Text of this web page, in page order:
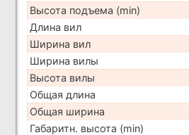
Высота подъема (min)
Длина вил
Ширина вил
Ширина вилы
Высота вилы
Общая длина
Общая ширина
Габаритн. высота (min)